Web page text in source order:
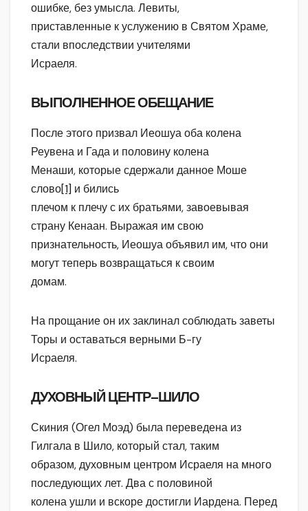
ошибке, без умысла. Левиты,
приставленные к услужению в Святом Храме,
стали впоследствии учителями
Исраеля.
ВЫПОЛНЕННОЕ ОБЕЩАНИЕ
После этого призвал Иеошуа оба колена
Реувена и Гада и половину колена
Менаши, которые сдержали данное Моше
слово[1] и бились
плечом к плечу с их братьями, завоевывая
страну Кенаан. Выражая им свою
признательность, Иеошуа объявил им, что они
могут теперь возвращаться к своим
домам.
На прощание он их заклинал соблюдать заветы
Торы и оставаться верными Б-гу
Исраеля.
ДУХОВНЫЙ ЦЕНТР–ШИЛО
Скиния (Огел Моэд) была переведена из
Гилгала в Шило, который стал, таким
образом, духовным центром Исраеля на много
последующих лет. Два с половиной
колена ушли и вскоре достигли Иардена. Перед